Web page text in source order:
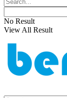
No Result
View All Result